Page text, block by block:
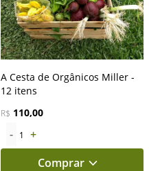
A Cesta de Orgânicos Miller -
12 itens
R$ 110,00
- 1
+
Comprar